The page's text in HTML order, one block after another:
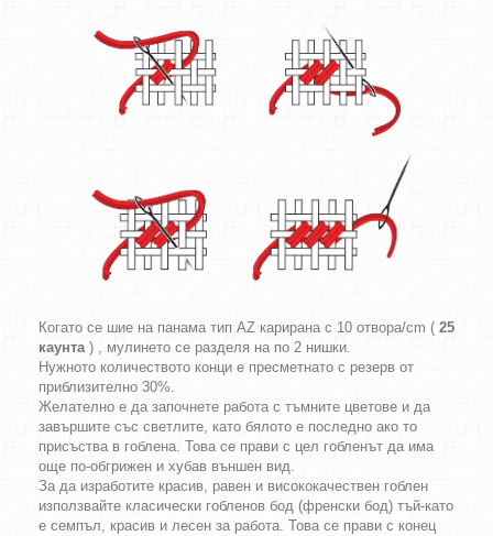
Когато се шие на панама тип AZ карирана с 10 отвора/cm ( 25
каунта) , мулинето се разделя на по 2 нишки.
Нужното количеството конци е пресметнато с резерв от
приблизително 30%.
Желателно е да започнете работа с тъмните цветове и да
завършите със светлите, като бялото е последно ако то
присъства в гоблена. Това се прави с цел гобленът да има
още по-обгрижен и хубав външен вид.
За да изработите красив, равен и висококачествен гоблен
използвайте класически гобленов бод (френски бод) тъй-като
е семпъл, красив и лесен за работа. Това се прави с конец